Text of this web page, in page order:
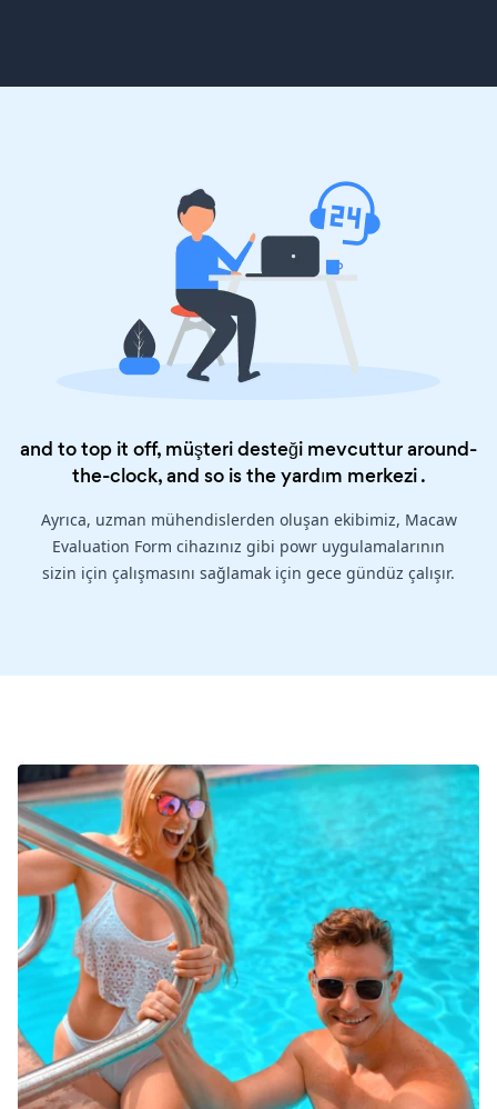
and to top it off, müşteri desteği mevcuttur around-
the-clock, and so is theyardım merkezi.
Ayrıca, uzman mühendislerden oluşan ekibimiz, Macaw
Evaluation Form cihazınız gibi powr uygulamalarının
sizin için çalışmasını sağlamak için gece gündüz çalışır.